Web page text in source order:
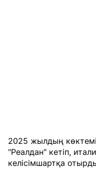
2025 жылдың
"Реалдан" кетіп,
келісімшартқа